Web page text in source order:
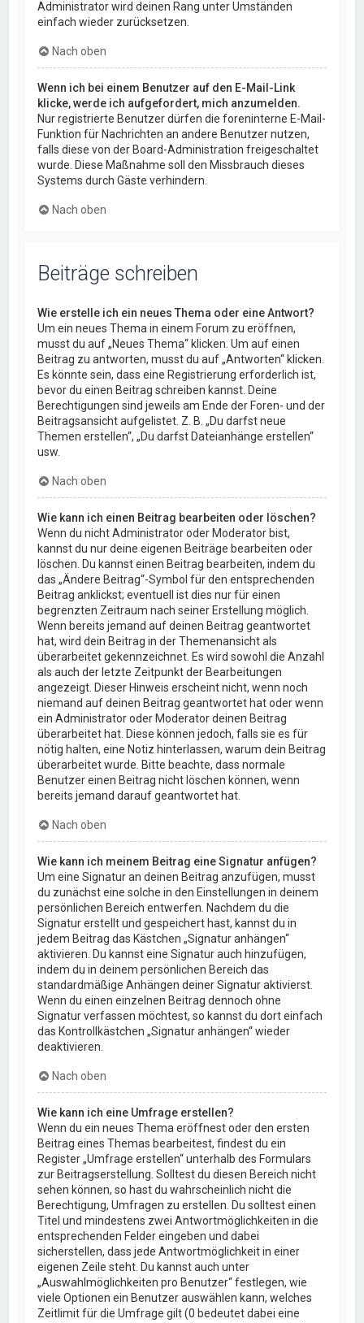
Administrator wird deinen Rang unter Umständen
einfach wieder zurücksetzen.
Nach oben
Wenn ich bei einem Benutzer auf den E-Mail-Link
klicke, werde ich aufgefordert, mich anzumelden.
Nur registrierte Benutzer dürfen die foreninterne E-Mail-
Funktion für Nachrichten an andere Benutzer nutzen,
falls diese von der Board-Administration freigeschaltet
wurde. Diese Maßnahme soll den Missbrauch dieses
Systems durch Gäste verhindern.
Nach oben
Beiträge schreiben
Wie erstelle ich ein neues Thema oder eine Antwort?
Um ein neues Thema in einem Forum zu eröffnen,
musst du auf „Neues Thema“ klicken. Um auf einen
Beitrag zu antworten, musst du auf „Antworten“ klicken.
Es könnte sein, dass eine Registrierung erforderlich ist,
bevor du einen Beitrag schreiben kannst. Deine
Berechtigungen sind jeweils am Ende der Foren- und der
Beitragsansicht aufgelistet. Z. B. „Du darfst neue
Themen erstellen“, „Du darfst Dateianhänge erstellen“
usw.
Nach oben
Wie kann ich einen Beitrag bearbeiten oder löschen?
Wenn du nicht Administrator oder Moderator bist,
kannst du nur deine eigenen Beiträge bearbeiten oder
löschen. Du kannst einen Beitrag bearbeiten, indem du
das „Ändere Beitrag“-Symbol für den entsprechenden
Beitrag anklickst; eventuell ist dies nur für einen
begrenzten Zeitraum nach seiner Erstellung möglich.
Wenn bereits jemand auf deinen Beitrag geantwortet
hat, wird dein Beitrag in der Themenansicht als
überarbeitet gekennzeichnet. Es wird sowohl die Anzahl
als auch der letzte Zeitpunkt der Bearbeitungen
angezeigt. Dieser Hinweis erscheint nicht, wenn noch
niemand auf deinen Beitrag geantwortet hat oder wenn
ein Administrator oder Moderator deinen Beitrag
überarbeitet hat. Diese können jedoch, falls sie es für
nötig halten, eine Notiz hinterlassen, warum dein Beitrag
überarbeitet wurde. Bitte beachte, dass normale
Benutzer einen Beitrag nicht löschen können, wenn
bereits jemand darauf geantwortet hat.
Nach oben
Wie kann ich meinem Beitrag eine Signatur anfügen?
Um eine Signatur an deinen Beitrag anzufügen, musst
du zunächst eine solche in den Einstellungen in deinem
persönlichen Bereich entwerfen. Nachdem du die
Signatur erstellt und gespeichert hast, kannst du in
jedem Beitrag das Kästchen „Signatur anhängen“
aktivieren. Du kannst eine Signatur auch hinzufügen,
indem du in deinem persönlichen Bereich das
standardmäßige Anhängen deiner Signatur aktivierst.
Wenn du einen einzelnen Beitrag dennoch ohne
Signatur verfassen möchtest, so kannst du dort einfach
das Kontrollkästchen „Signatur anhängen“ wieder
deaktivieren.
Nach oben
Wie kann ich eine Umfrage erstellen?
Wenn du ein neues Thema eröffnest oder den ersten
Beitrag eines Themas bearbeitest, findest du ein
Register „Umfrage erstellen“ unterhalb des Formulars
zur Beitragserstellung. Solltest du diesen Bereich nicht
sehen können, so hast du wahrscheinlich nicht die
Berechtigung, Umfragen zu erstellen. Du solltest einen
Titel und mindestens zwei Antwortmöglichkeiten in die
entsprechenden Felder eingeben und dabei
sicherstellen, dass jede Antwortmöglichkeit in einer
eigenen Zeile steht. Du kannst auch unter
„Auswahlmöglichkeiten pro Benutzer“ festlegen, wie
viele Optionen ein Benutzer auswählen kann, welches
Zeitlimit für die Umfrage gilt (0 bedeutet dabei eine